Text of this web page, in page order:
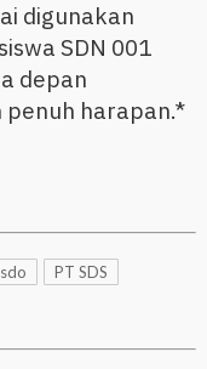
digunakan
SDN 001
depan
penuh harapan.*
PT SDS